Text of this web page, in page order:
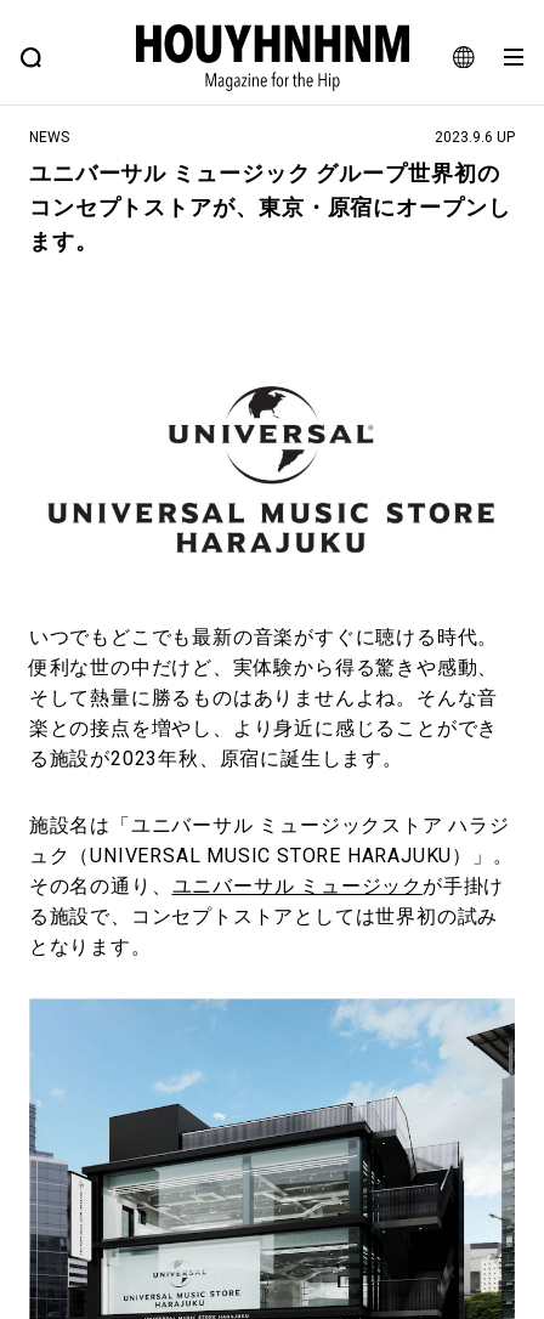
JA
EN
FEATURE BLOG SNAP
ヒップなファッション、カルチャー、ライフスタイルWEBマガジン
#注目のタグ
#フイナムのYouTube
#Commune H #FOCUS IT #AH.H
#FASHION #MUSIC
#LIFESTYLE #SNEAKER #OUTDOOR
#HANDSOME HANDBOOK
NEWS 2023.9.6 UP
ユニバーサル ミュージック グループ世界初の
コンセプトストアが、東京・原宿にオープンし
ます。
いつでもどこでも最新の音楽がすぐに聴ける時代。
便利な世の中だけど、実体験から得る驚きや感動、
そして熱量に勝るものはありませんよね。そんな音
楽との接点を増やし、より身近に感じることができ
る施設が2023年秋、原宿に誕生します。
施設名は「ユニバーサル ミュージックストア ハラジ
ュク（UNIVERSAL MUSIC STORE HARAJUKU）」。
その名の通り、 ユニバーサル ミュージック が手掛け
る施設で、コンセプトストアとしては世界初の試み
となります。